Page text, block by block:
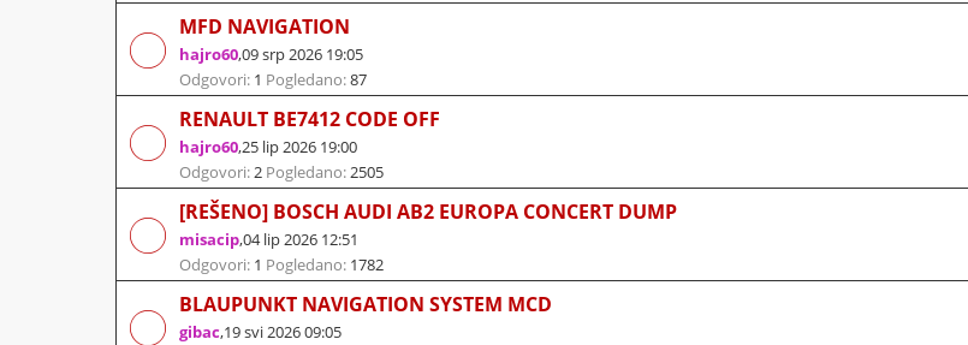
MFD NAVIGATION
hajro60,09 srp 2026 19:05
Odgovori: 1 Pogledano:87
RENAULT BE7412 CODE OFF
hajro60,25 lip 2026 19:00
Odgovori:2 Pogledano:2505
[REŠENO] BOSCH AUDI AB2 EUROPA CONCERT DUMP
misacip,04 lip 2026 12:51
Odgovori: 1 Pogledano: 1782
BLAUPUNKT NAVIGATION SYSTEM MCD
gibac,19 svi 2026 09:05